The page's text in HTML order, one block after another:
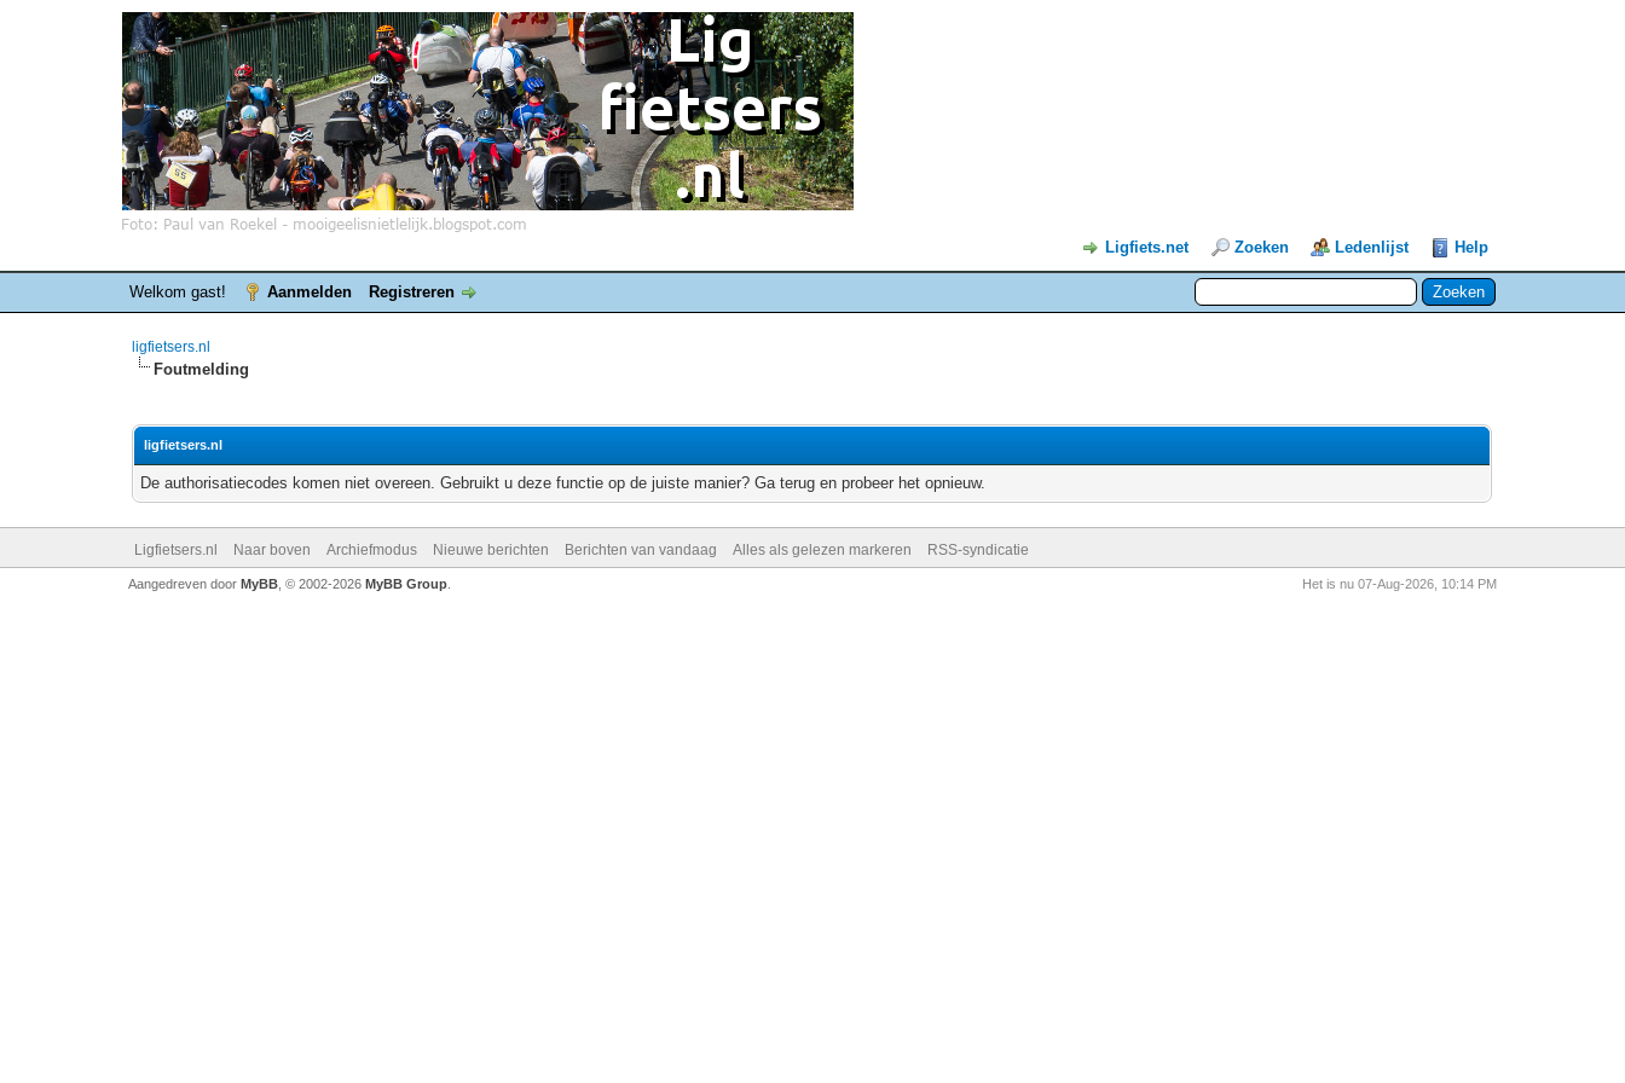
Ligfiets.net Zoeken Ledenlijst Help
Welkom gast! Aanmelden Registreren
ligfietsers.nl
Foutmelding
ligfietsers.nl
De authorisatiecodes komen niet overeen. Gebruikt u deze functie op de juiste manier? Ga terug en probeer het opnieuw.
Ligfietsers.nl Naar boven Archiefmodus Nieuwe berichten Berichten van vandaag Alles als gelezen markeren RSS-syndicatie
Het is nu 07-Aug-2026, 10:14 PM
Aangedreven door MyBB, © 2002-2026 MyBB Group.